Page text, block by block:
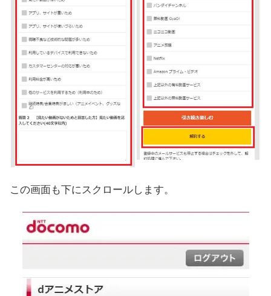
この画面も下にスクロールします。